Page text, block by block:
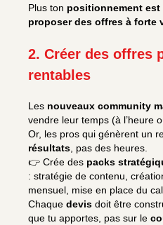
Plus ton positionnement est
proposer des offres à forte
2. Créer des offres
rentables
Les nouveaux community
vendre leur temps (à l’heure
Or, les pros qui génèrent un
résultats, pas des heures.
👉 Crée des packs
: stratégie de contenu,
mensuel, mise en place du
Chaque devis doit être
que tu apportes, pas sur le